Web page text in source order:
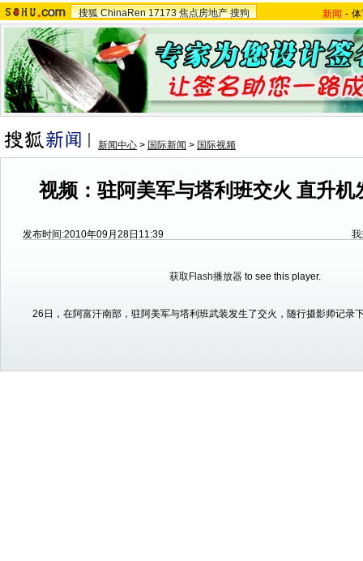
搜狐 ChinaRen 17173 焦点房地产 搜狗 新闻 -
新闻中心 > 国际新闻 > 国际视频
视频：驻阿美军与塔利班交火 直升机
发布时间:2010年09月28日11:39 我
获取Flash播放器 to see this player.
26日，在阿富汗南部，驻阿美军与塔利班武装发生了交火，随行摄影师记录